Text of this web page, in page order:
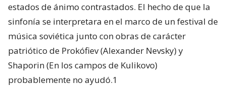
estados de ánimo contrastados. El hecho de que la
sinfonía se interpretara en el marco de un festival de
música soviética junto con obras de carácter
patriótico de Prokófiev (Alexander Nevsky) y
Shaporin (En los campos de Kulikovo)
probablemente no ayudó.1